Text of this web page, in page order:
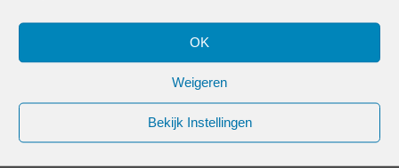
OK
Weigeren
Bekijk Instellingen
ZOMERSOLDEN IN BELGIË LICHT IN
DE MIN, HOOP GEVESTIGD OP
WINTERSEIZOEN